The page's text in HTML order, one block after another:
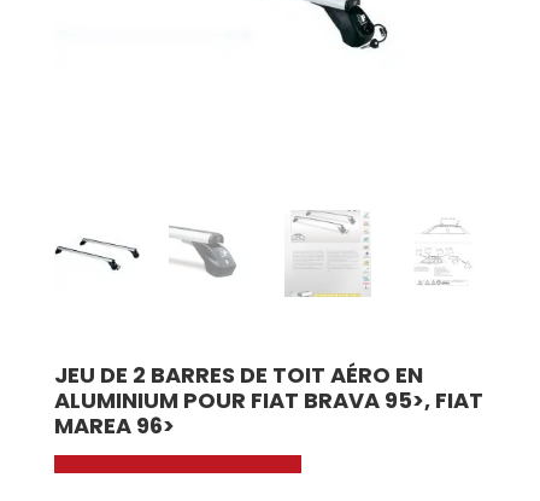
JEU DE 2 BARRES DE TOIT AÉRO EN
ALUMINIUM POUR FIAT BRAVA 95>, FIAT
MAREA 96>